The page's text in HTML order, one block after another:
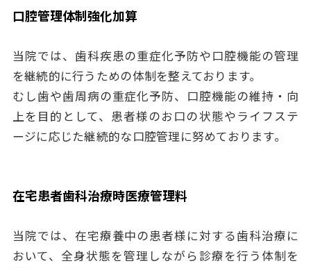
口腔管理体制強化加算
当院では、歯科疾患の重症化予防や口腔機能の管理
を継続的に行うための体制を整えております。
むし歯や歯周病の重症化予防、口腔機能の維持・向
上を目的として、患者様のお口の状態やライフステ
ージに応じた継続的な口腔管理に努めております。
在宅患者歯科治療時医療管理料
当院では、在宅療養中の患者様に対する歯科治療に
おいて、全身状態を管理しながら診療を行う体制を